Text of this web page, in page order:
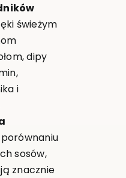
świeżym
dipy
i
porównaniu
sosów,
znacznie